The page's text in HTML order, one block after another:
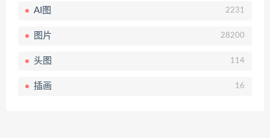
AI图 2231
图片 28200
头图 114
插画 16